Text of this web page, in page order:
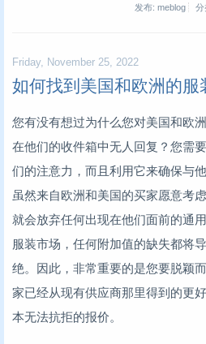
发布: meblog 分
Friday, November 25, 2022
如何找到美国和欧洲的服
您有没有想过为什么您对美国和欧
在他们的收件箱中无人回复？您需
们的注意力，而且利用它来确保与
虽然来自欧洲和美国的买家愿意考
就会放弃任何出现在他们面前的通
服装市场，任何附加值的缺失都将
绝。因此，非常重要的是您要脱颖
家已经从现有供应商那里得到的更
本无法抗拒的报价。